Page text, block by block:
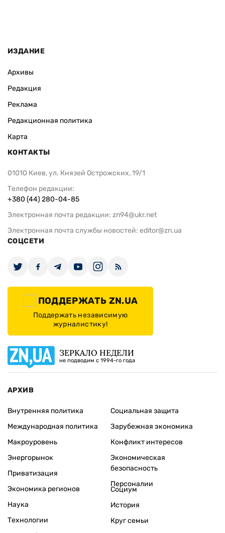
ИЗДАНИЕ
Архивы
Редакция
Реклама
Редакционная политика
Карта
КОНТАКТЫ
01010 Киев, ул. Князей Острожских, 19/1
Телефон редакции:
+380 (44) 280-04-85
Электронная почта редакции: zn94@ukr.net
Электронная почта службы новостей: editor@zn.ua
СОЦСЕТИ
ПОДДЕРЖАТЬ ZN.UA
Поддержать независимую
журналистику!
ЗЕРКАЛО НЕДЕЛИ
не подводим с 1994-го года
АРХИВ
Внутренняя политика
Международная политика
Макроуровень
Энергорынок
Приватизация
Экономика регионов
Социальная защита
Зарубежная экономика
Конфликт интересов
Экономическая
безопасность
Персоналии
Наука
Технологии
Социум
История
Круг семьи